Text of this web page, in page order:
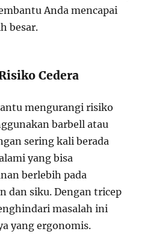
Anda mencapai
besar.
Cedera
mengurangi risiko
barbell atau
sering kali berada
yang bisa
berlebih pada
dan siku. Dengan tricep
masalah ini
yang ergonomis.